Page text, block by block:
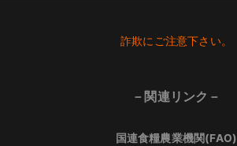
詐欺にご注意下さい。
－関連リンク－
国連食糧農業機関(FAO)